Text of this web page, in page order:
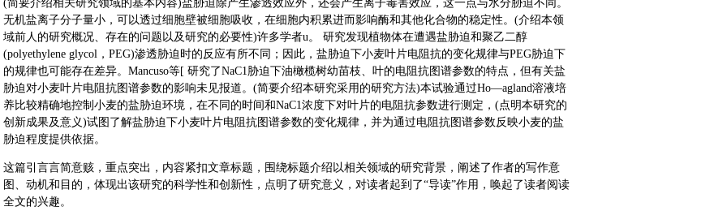
(简要介绍相关研究领域的基本内容)盐胁迫除产生渗透效应外，还会产生离子毒害效应，这一点与水分胁迫不同。
无机盐离子分子量小，可以透过细胞壁被细胞吸收，在细胞内积累进而影响酶和其他化合物的稳定性。(介绍本领
域前人的研究概况、存在的问题以及研究的必要性)许多学者u。 研究发现植物体在遭遇盐胁迫和聚乙二醇
(polyethylene glycol，PEG)渗透胁迫时的反应有所不同；因此，盐胁迫下小麦叶片电阻抗的变化规律与PEG胁迫下
的规律也可能存在差异。Mancuso等[ 研究了NaC1胁迫下油橄榄树幼苗枝、叶的电阻抗图谱参数的特点，但有关盐
胁迫对小麦叶片电阻抗图谱参数的影响未见报道。(简要介绍本研究采用的研究方法)本试验通过Ho—agland溶液培
养比较精确地控制小麦的盐胁迫环境，在不同的时间和NaC1浓度下对叶片的电阻抗参数进行测定，(点明本研究的
创新成果及意义)试图了解盐胁迫下小麦叶片电阻抗图谱参数的变化规律，并为通过电阻抗图谱参数反映小麦的盐
胁迫程度提供依据。
这篇引言言简意赅，重点突出，内容紧扣文章标题，围绕标题介绍以相关领域的研究背景，阐述了作者的写作意
图、动机和目的，体现出该研究的科学性和创新性，点明了研究意义，对读者起到了“导读”作用，唤起了读者阅读
全文的兴趣。